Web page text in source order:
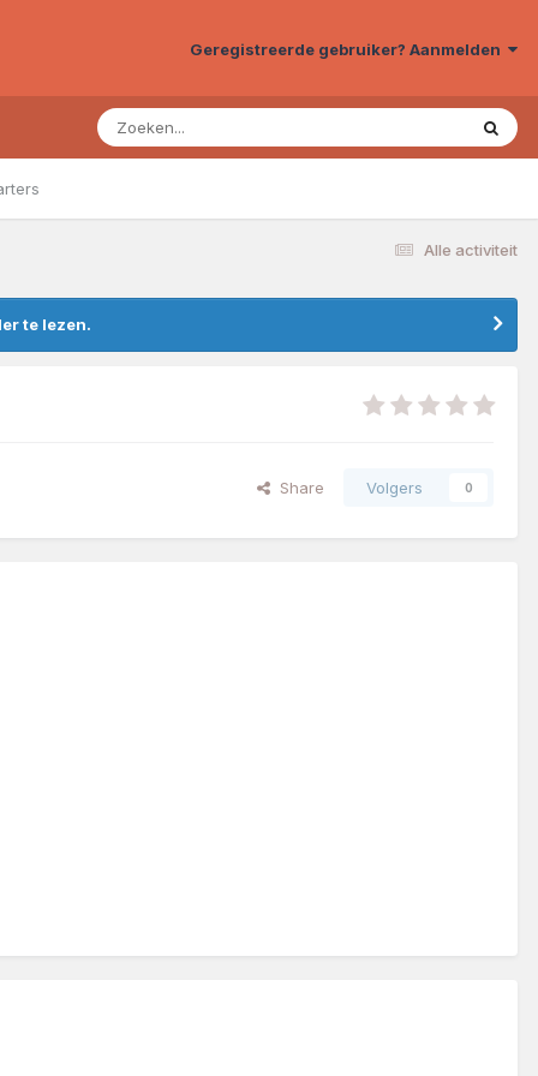
Geregistreerde gebruiker? Aanmelden
Alle activiteit
te lezen.
Share Volgers 0